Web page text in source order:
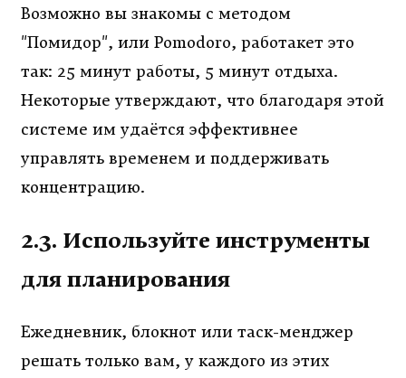
Возможно вы знакомы с методом
"Помидор", или Pomodoro, работакет это
так: 25 минут работы, 5 минут отдыха.
Некоторые утверждают, что благодаря этой
системе им удаётся эффективнее
управлять временем и поддерживать
концентрацию.
2.3. Используйте инструменты
для планирования
Ежедневник, блокнот или таск-менджер
решать только вам, у каждого из этих